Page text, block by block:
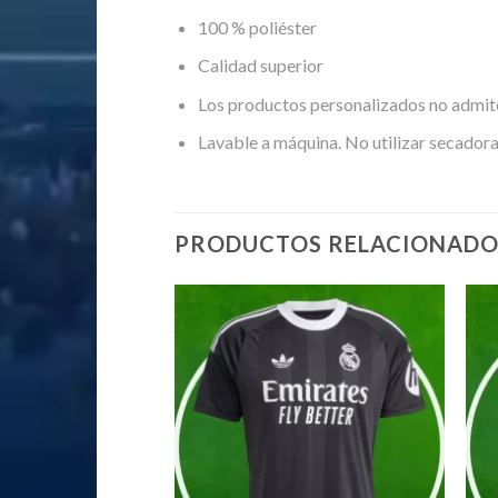
100 % poliéster
Calidad superior
Los productos personalizados no
Lavable a máquina. No utilizar
PRODUCTOS